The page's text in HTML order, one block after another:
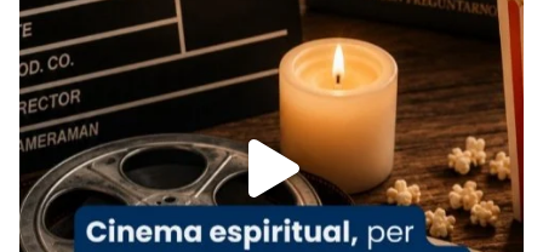
www.vaticannews.va/es/iglesia/news/2026-
07/carmina-historia-depresion-papa-viaje-
espana-testimoni...
Foto
View on Facebook · Share
Arquebisbat de Barcelona
1 week ago